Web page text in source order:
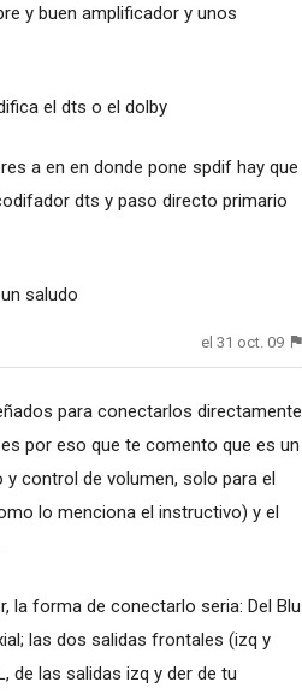
y buen amplificador y unos
el dts o el dolby
a en en donde pone spdif hay que
dts y paso directo primario
saludo
el 31 oct. 09
para conectarlos directamente
por eso que te comento que es un
control de volumen, solo para el
lo menciona el instructivo) y el
la forma de conectarlo seria: Del Blu
las dos salidas frontales (izq y
de las salidas izq y der de tu